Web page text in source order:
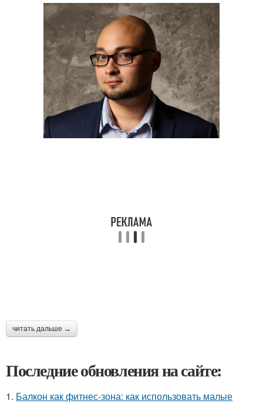
читать дальше →
Последние обновления на сайте:
1. Балкон как фитнес-зона: как использовать малые